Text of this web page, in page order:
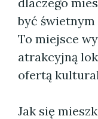
być
To miejsce
atrakcyjną
ofertą
Jak się